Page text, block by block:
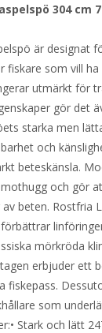
304 cm
är designat
fiskare som vill
utmärkt för
gör det
starka men
och
beteskänsla.
och gör
beten. Rostfria
mörkröda
erbjuder ett
fiskepass.
som
Stark och lätt